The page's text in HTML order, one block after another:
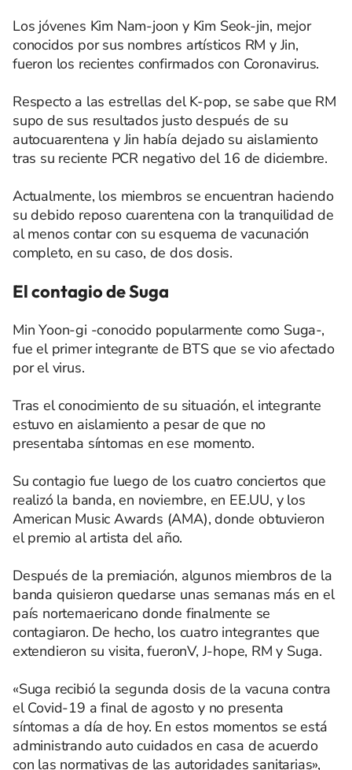
Los jóvenes Kim Nam-joon y Kim Seok-jin, mejor
conocidos por sus nombres artísticos RM y Jin,
fueron los recientes confirmados con Coronavirus.
Respecto a las estrellas del K-pop, se sabe que RM
supo de sus resultados justo después de su
autocuarentena y Jin había dejado su aislamiento
tras su reciente PCR negativo del 16 de diciembre.
Actualmente, los miembros se encuentran haciendo
su debido reposo cuarentena con la tranquilidad de
al menos contar con su esquema de vacunación
completo, en su caso, de dos dosis.
El contagio de Suga
Min Yoon-gi -conocido popularmente como Suga-,
fue el primer integrante de BTS que se vio afectado
por el virus.
Tras el conocimiento de su situación, el integrante
estuvo en aislamiento a pesar de que no
presentaba síntomas en ese momento.
Su contagio fue luego de los cuatro conciertos que
realizó la banda, en noviembre, en EE.UU, y los
American Music Awards (AMA), donde obtuvieron
el premio al artista del año.
Después de la premiación, algunos miembros de la
banda quisieron quedarse unas semanas más en el
país nortemaericano donde finalmente se
contagiaron. De hecho, los cuatro integrantes que
extendieron su visita, fueronV, J-hope, RM y Suga.
«Suga recibió la segunda dosis de la vacuna contra
el Covid-19 a final de agosto y no presenta
síntomas a día de hoy. En estos momentos se está
administrando auto cuidados en casa de acuerdo
con las normativas de las autoridades sanitarias»,